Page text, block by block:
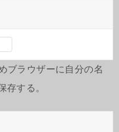
ブラウザーに自分の名
存する。